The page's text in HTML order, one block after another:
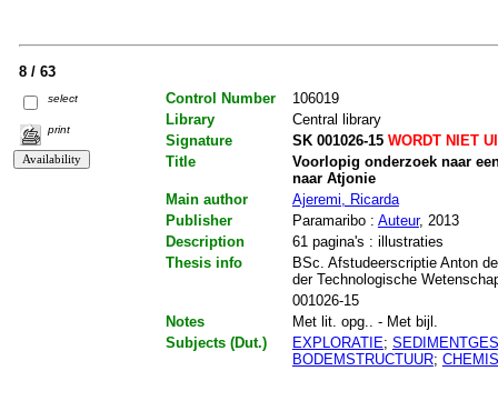
8 / 63
select
print
Control Number
106019
Library
Central library
Signature
SK 001026-15WORDT NIET
Title
Voorlopig onderzoek naar
naar Atjonie
Main author
Ajeremi, Ricarda
Publisher
Paramaribo : Auteur, 2013
Description
61 pagina's : illustraties
Thesis info
BSc. Afstudeerscriptie Anton
der Technologische
001026-15
Notes
Met lit. opg.. - Met bijl.
Subjects (Dut.)
EXPLORATIE;
BODEMSTRUCTUUR;